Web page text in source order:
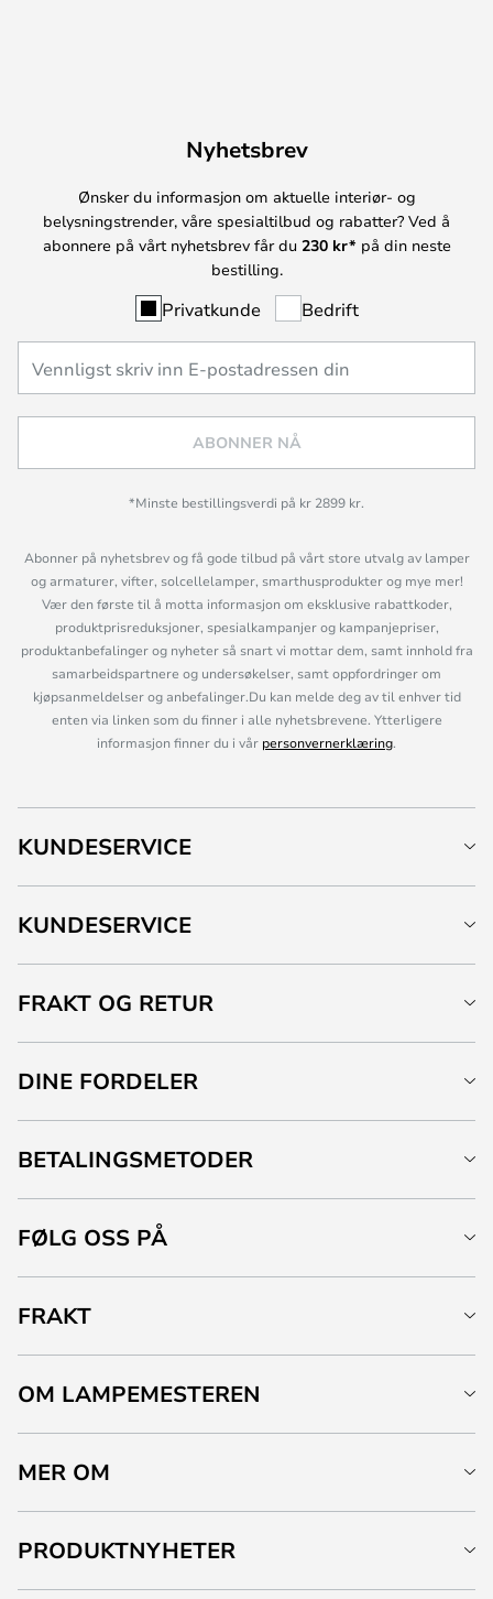
Nyhetsbrev
Ønsker du informasjon om aktuelle interiør- og
belysningstrender, våre spesialtilbud og rabatter? Ved å
abonnere på vårt nyhetsbrev får du 230 kr* på din neste
bestilling.
Privatkunde Bedrift
ABONNER NÅ
*Minste bestillingsverdi på kr 2899 kr.
Abonner på nyhetsbrev og få gode tilbud på vårt store utvalg av lamper
og armaturer, vifter, solcellelamper, smarthusprodukter og mye mer!
Vær den første til å motta informasjon om eksklusive rabattkoder,
produktprisreduksjoner, spesialkampanjer og kampanjepriser,
produktanbefalinger og nyheter så snart vi mottar dem, samt innhold fra
samarbeidspartnere og undersøkelser, samt oppfordringer om
kjøpsanmeldelser og anbefalinger.Du kan melde deg av til enhver tid
enten via linken som du finner i alle nyhetsbrevene. Ytterligere
informasjon finner du i vår personvernerklæring.
KUNDESERVICE
KUNDESERVICE
FRAKT OG RETUR
DINE FORDELER
BETALINGSMETODER
FØLG OSS PÅ
FRAKT
OM LAMPEMESTEREN
MER OM
PRODUKTNYHETER